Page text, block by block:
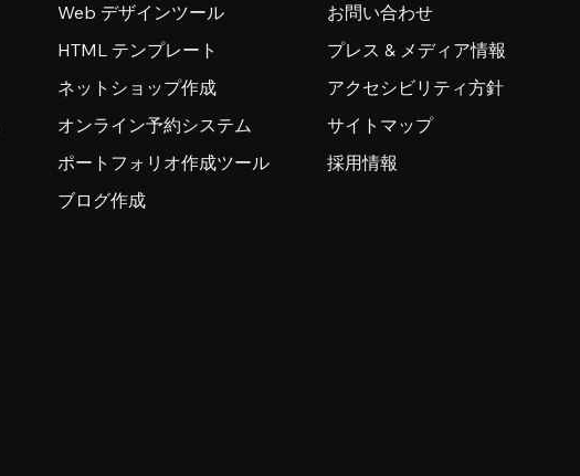
Web デザインツール
HTML テンプレート
ネットショップ作成
オンライン予約システム
ポートフォリオ作成ツール
ブログ作成
お問い合わせ
プレス & メディア情報
アクセシビリティ方針
サイトマップ
採用情報